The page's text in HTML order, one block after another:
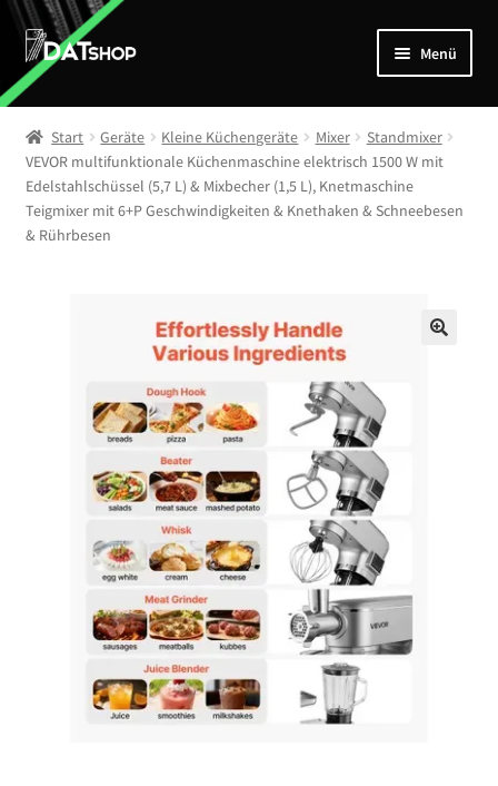
Zur
Navigation
springen
Zum
Inhalt
springen
Menü
Home
Shop
Mein Account
Start Geräte Kleine Küchengeräte Mixer
Standmixer
VEVOR multifunktionale Küchenmaschine elektrisch 1500 W mit
Edelstahlschüssel (5,7 L) & Mixbecher (1,5 L), Knetmaschine
Teigmixer mit 6+P Geschwindigkeiten & Knethaken & Schneebesen
& Rührbesen